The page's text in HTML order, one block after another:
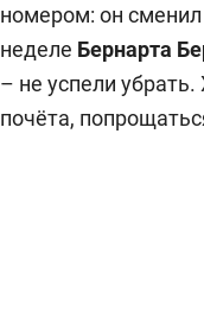
номером: он сменил
неделе Бернарта
– не успели
почёта,